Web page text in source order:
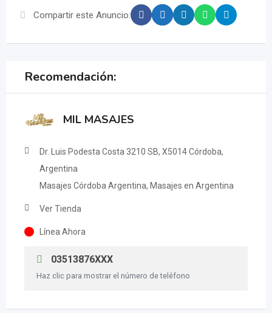
Compartir este Anuncio:
Recomendación:
MIL MASAJES
Dr. Luis Podesta Costa 3210 SB, X5014 Córdoba,
Argentina
Masajes Córdoba Argentina, Masajes en Argentina
Ver Tienda
Línea Ahora
03513876XXX
Haz clic para mostrar el número de teléfono